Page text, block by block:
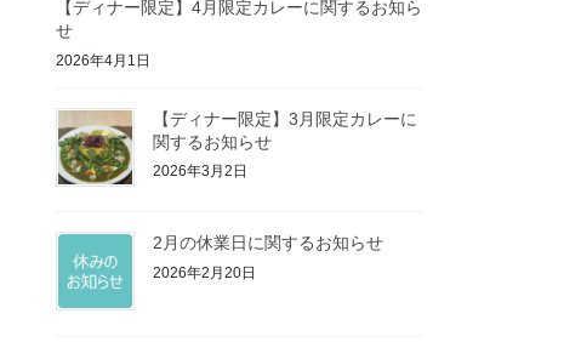
【ディナー限定】4月限定カレーに関するお知ら
せ
2026年4月1日
【ディナー限定】3月限定カレーに
関するお知らせ
2026年3月2日
2月の休業日に関するお知らせ
2026年2月20日